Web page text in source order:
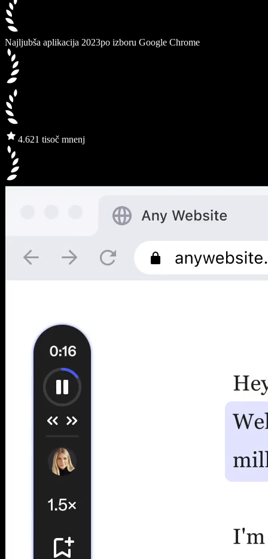
Najljubša aplikacija 2023po izboru Google Chrome
4.621 tisoč mnenj